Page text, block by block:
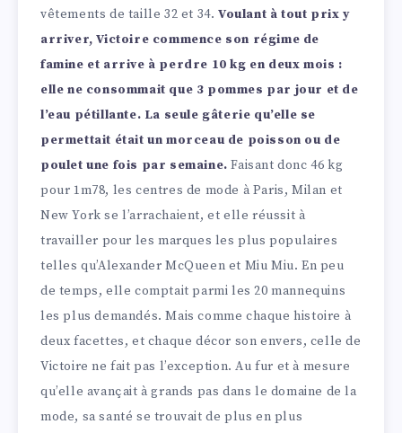
vêtements de taille 32 et 34.Voulant à tout prix y
arriver, Victoire commence son régime de
famine et arrive à perdre 10 kg en deux mois :
elle ne consommait que 3 pommes par jour et de
l’eau pétillante. La seule gâterie qu’elle se
permettait était un morceau de poisson ou de
poulet une fois par semaine. Faisant donc 46 kg
pour 1m78, les centres de mode à Paris, Milan et
New York se l’arrachaient, et elle réussit à
travailler pour les marques les plus populaires
telles qu’Alexander McQueen et Miu Miu. En peu
de temps, elle comptait parmi les 20 mannequins
les plus demandés. Mais comme chaque histoire à
deux facettes, et chaque décor son envers, celle de
Victoire ne fait pas l’exception. Au fur et à mesure
qu’elle avançait à grands pas dans le domaine de la
mode, sa santé se trouvait de plus en plus